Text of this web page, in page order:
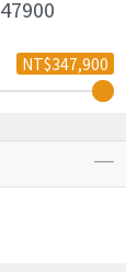
NT$347,900